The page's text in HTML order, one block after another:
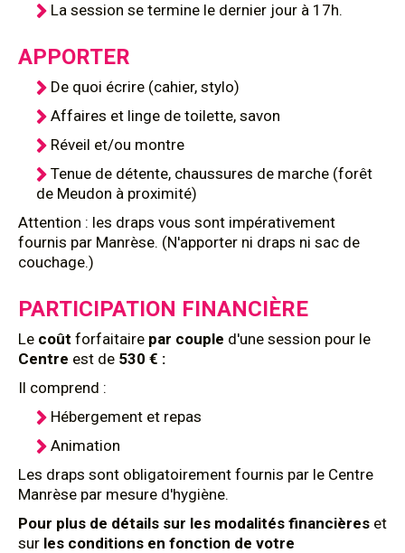
La session se termine le dernier jour à 17h.
APPORTER
De quoi écrire (cahier, stylo)
Affaires et linge de toilette, savon
Réveil et/ou montre
Tenue de détente, chaussures de marche (forêt
de Meudon à proximité)
Attention : les draps vous sont impérativement
fournis par Manrèse. (N'apporter ni draps ni sac de
couchage.)
PARTICIPATION FINANCIÈRE
Le coût forfaitaire par couple d'une session pour le
Centre est de 530 € :
Il comprend :
Hébergement et repas
Animation
Les draps sont obligatoirement fournis par le Centre
Manrèse par mesure d'hygiène.
Pour plus de détails sur les modalités financières et
sur les conditions en fonction de votre